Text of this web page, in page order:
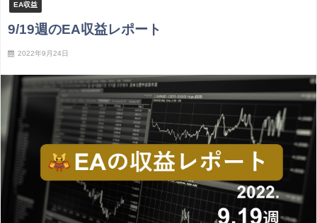
EA収益
9/19週のEA収益レポート
2022年9月24日